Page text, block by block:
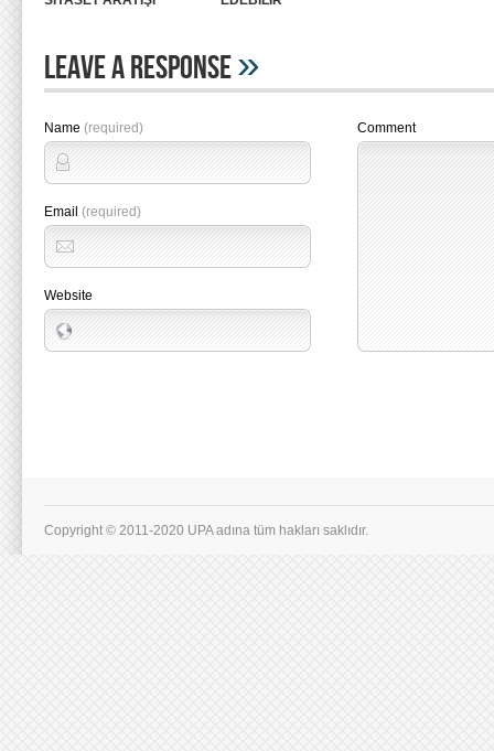
Leave A Response»
Name (required)
Email (required)
Website
Comment
Copyright © 2011-2020 UPA adına tüm hakları saklıdır.